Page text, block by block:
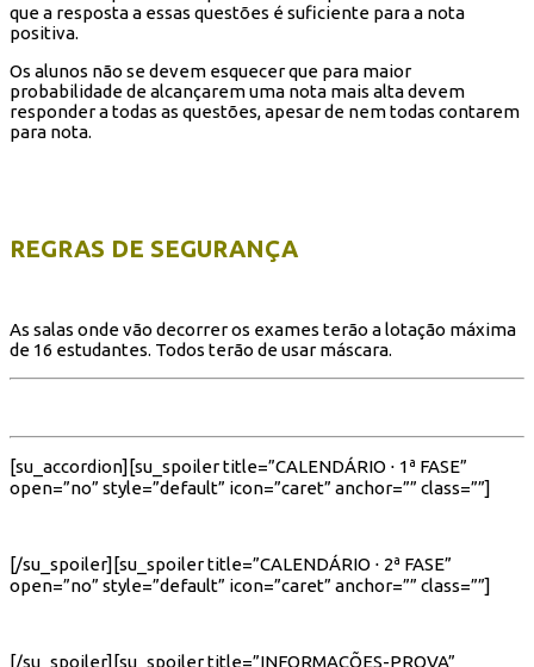
que a resposta a essas questões é suficiente para a nota
positiva.
Os alunos não se devem esquecer que para maior
probabilidade de alcançarem uma nota mais alta devem
responder a todas as questões, apesar de nem todas contarem
para nota.
REGRAS DE SEGURANÇA
As salas onde vão decorrer os exames terão a lotação máxima
de 16 estudantes. Todos terão de usar máscara.
[su_accordion][su_spoiler title=”CALENDÁRIO ⋅ 1ª FASE”
open=”no” style=”default” icon=”caret” anchor=”” class=””]
[/su_spoiler][su_spoiler title=”CALENDÁRIO ⋅ 2ª FASE”
open=”no” style=”default” icon=”caret” anchor=”” class=””]
[/su_spoiler][su_spoiler title=”INFORMAÇÕES-PROVA”